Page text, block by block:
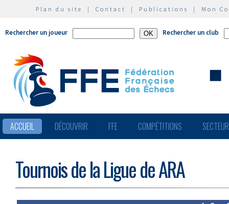
Plan du site | Contact | Publications | Mon
Rechercher un joueur Rechercher un club
ACCUEIL DÉCOUVRIR FFE COMPÉTITIONS
Tournois de la Ligue de ARA